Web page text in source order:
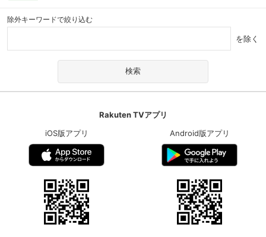
除外キーワードで絞り込む
を除く
Rakuten TVアプリ
iOS版アプリ
Android版アプリ